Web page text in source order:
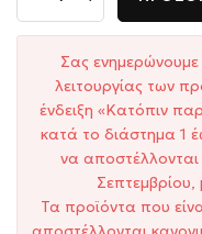
Σας
λειτουργίας των
ένδειξη «Κατόπιν
κατά το διάστημα 1
να
Τα προϊόντα που